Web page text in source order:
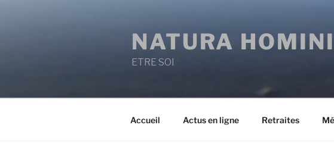
NATURA
ETRE SOI
Accueil Actus en ligne Retraites